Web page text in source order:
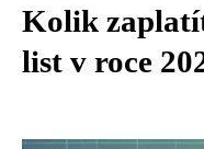
Kolik
list v roce